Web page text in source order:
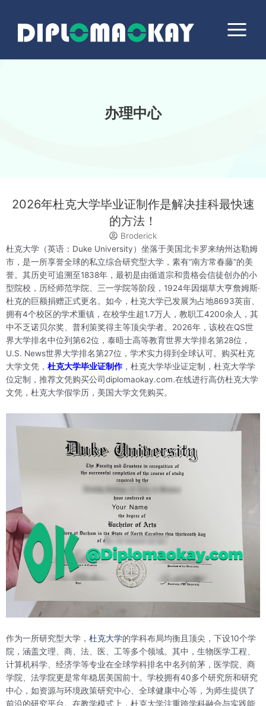
Menu
办理中心
2026年杜克大学毕业证制作是解决挂科最快速
的方法！
Broderick
杜克大学（英语：Duke University）坐落于美国北卡罗来纳州达勒姆
市，是一所享誉全球的私立综合研究型大学，素有“南方常春藤”的美
誉。其历史可追溯至1838年，最初是由循道宗和贵格会信徒创办的小
型院校，历经师范学院、三一学院等阶段，1924年因烟草大亨詹姆斯·
杜克的巨额捐赠正式更名。如今，杜克大学已发展为占地8693英亩、
拥有4个校区的学术重镇，在校学生超1.7万人，教职工4200余人，其
中不乏诺贝尔奖、普利策奖得主等顶尖学者。2026年，该校在QS世
界大学排名中位列第62位，泰晤士高等教育世界大学排名第28位，
U.S. News世界大学排名第27位，学术实力得到全球认可。购买杜克
大学文凭， 杜克大学毕业证制作，杜克大学毕业证定制，杜克大学学
位定制，推荐文凭购买公司diplomaokay.com.在线进行高仿杜克大学
文凭，杜克大学假学历，美国大学文凭购买。
作为一所研究型大学， 杜克大学的学科布局均衡且顶尖，下设10个学
院，涵盖文理、商、法、医、工等多个领域。其中，生物医学工程、
计算机科学、经济学等专业在全球学科排名中名列前茅，医学院、商
学院、法学院更是常年稳居美国前十。学校拥有40多个研究所和研究
中心，如资源与环境政策研究中心、全球健康中心等，为师生提供了
前沿的研究平台。在教学模式上，杜克大学注重跨学科融合与实践能